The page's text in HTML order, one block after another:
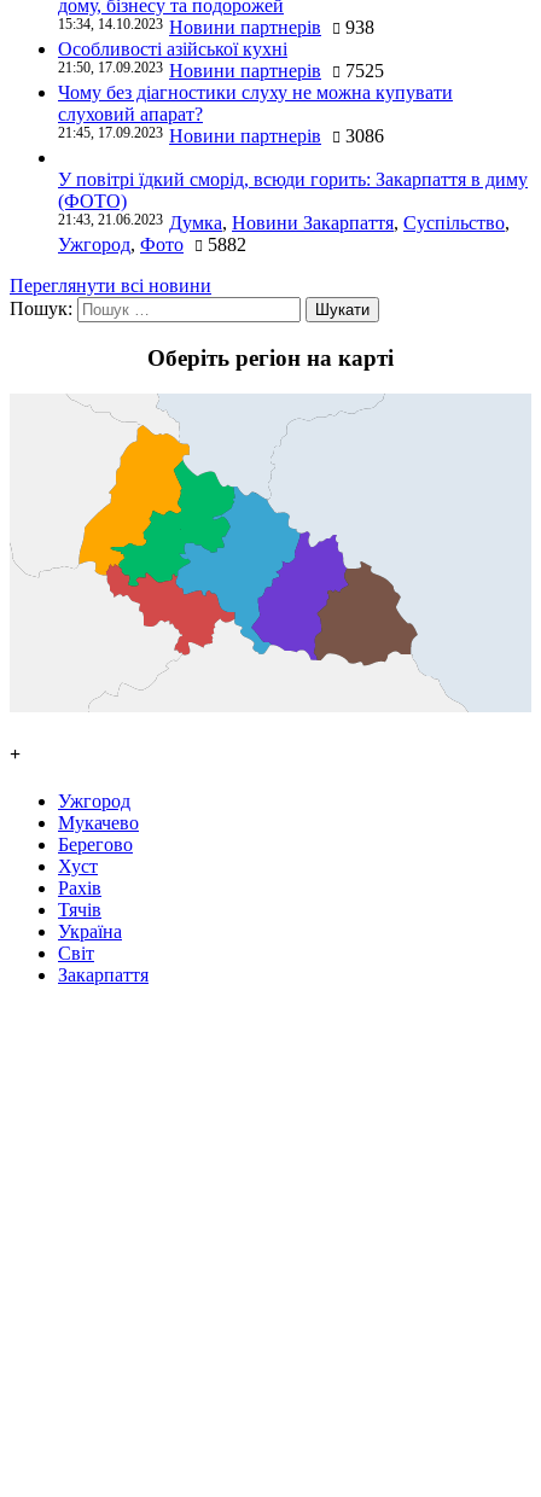
дому, бізнесу та подорожей
15:34, 14.10.2023 Новини партнерів
938
Особливості азійської кухні
21:50, 17.09.2023 Новини партнерів
7525
Чому без діагностики слуху не можна купувати
слуховий апарат?
21:45, 17.09.2023 Новини партнерів 3086
У повітрі їдкий сморід, всюди горить: Закарпаття в диму
(ФОТО)
21:43, 21.06.2023 Думка, Новини Закарпаття, Суспільство,
Ужгород, Фото
5882
Переглянути всі новини
Пошук:
Оберіть регіон на карті
+
Ужгород
Мукачево
Берегово
Хуст
Рахів
Тячів
Україна
Світ
Закарпаття